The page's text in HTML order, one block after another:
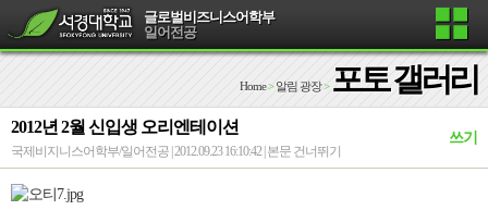
글로벌비즈니스어학부
일어전공
Home> 알림 광장> 포토 갤러리
2012년 2월 신입생 오리엔테이션
쓰기
국제비지니스어학부/일어전공 | 2012.09.23 16:10:42 | 본문 건너뛰기